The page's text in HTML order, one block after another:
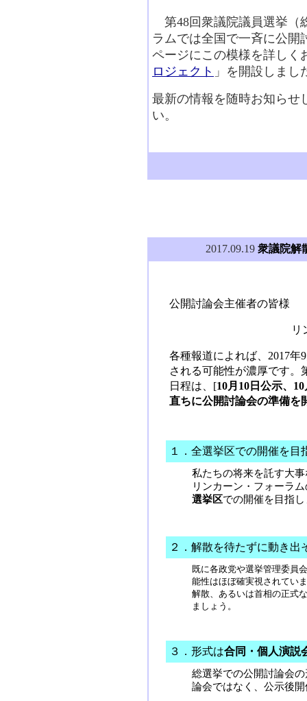
第48回衆議院議員選挙（
ラムでは全国で一斉に公開
ページにこの模様を詳しく
ロジェクト 」を開設しまし
最新の情報を随時お知らせ
い。
2017.09.19 衆議院解
公開討論会主催者の皆様
リ
各種報道によれば、2017年
される可能性が濃厚です。
日程は、[10月10日公示、
直ちに公開討論会の準備を
１．全選挙区での開催を目
私たちの将来を託す大
リンカーン・フォーラ
選挙区での開催を目指
２．解散を待たずに動き出
既に各政党や選挙管理委員
能性はほぼ確実視されてい
解散、あるいは首相の正式
ましょう。
３．形式は合同・個人演説
総選挙での公開討論会
論会ではなく、公示後